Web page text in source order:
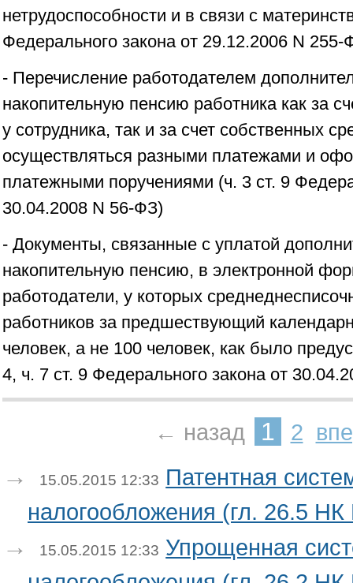
нетрудоспособности и в связи с
Федерального закона от 29.12.2006 N
- Перечисление работодателем
накопительную пенсию работника как за
у сотрудника, так и за счет собственных
осуществляться разными платежами и
платежными поручениями (ч. 3 ст. 9
30.04.2008 N 56-ФЗ)
- Документы, связанные с уплатой
накопительную пенсию, в электронной
работодатели, у которых
работников за предшествующий
человек, а не 100 человек, как было
4, ч. 7 ст. 9 Федерального закона от
← назад 1 2
15.05.2015 12:33 Патентная
налогообложения (гл. 26.5
15.05.2015 12:33 Упрощенная